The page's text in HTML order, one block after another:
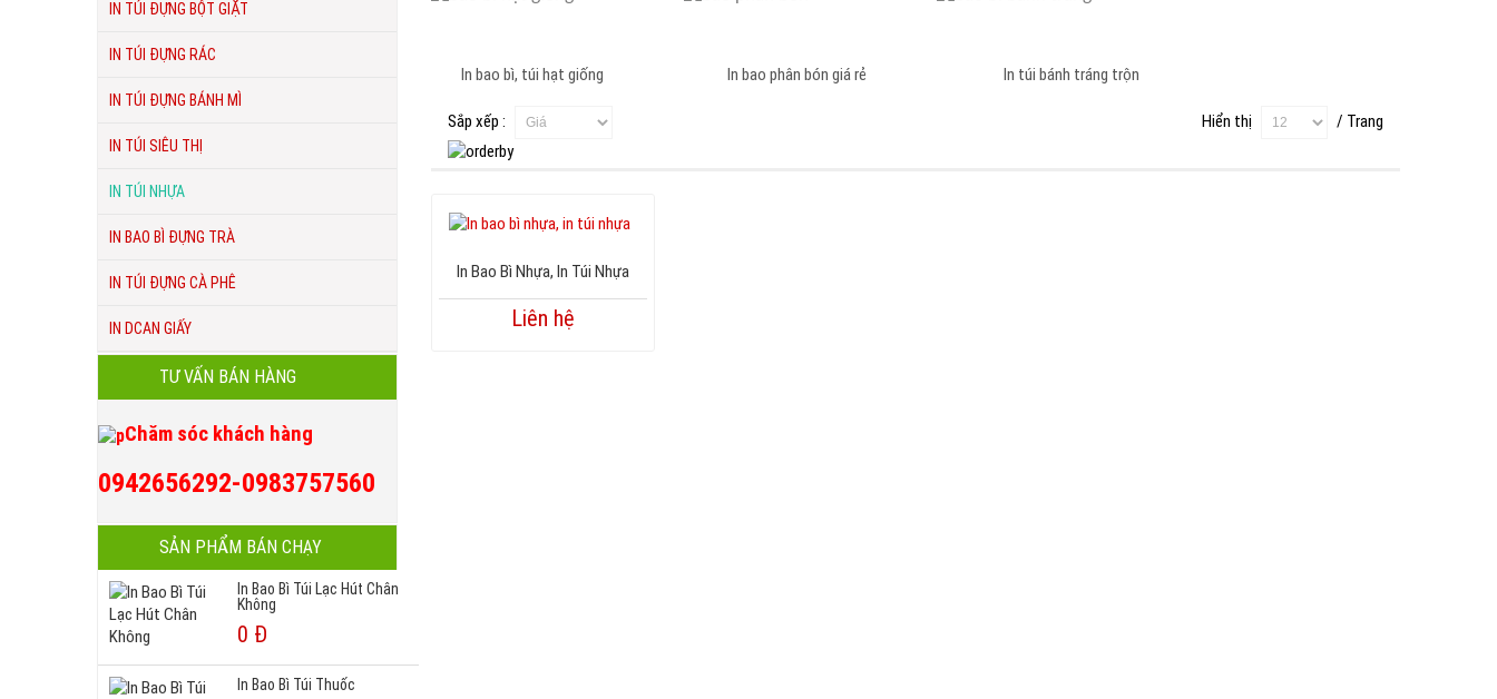
IN TÚI ĐỰNG BỘT GIẶT
IN TÚI ĐỰNG RÁC
IN TÚI ĐỰNG BÁNH MÌ
IN TÚI SIÊU THỊ
IN TÚI NHỰA
IN BAO BÌ ĐỰNG TRÀ
IN TÚI ĐỰNG CÀ PHÊ
IN DCAN GIẤY
TƯ VẤN BÁN HÀNG
Chăm sóc khách hàng
0942656292-0983757560
SẢN PHẨM BÁN CHẠY
In Bao Bì Túi Lạc Hút Chân
Không
0 Đ
In Bao Bì Túi Thuốc
In bao bì, túi hạt giống In bao phân bón giá rẻ In túi bánh tráng trộn
Sắp xếp : Hiển thị / Trang
In Bao Bì Nhựa, In Túi Nhựa
Liên hệ